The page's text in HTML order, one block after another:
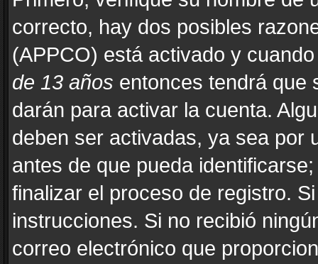
correcto, hay dos posibles
(APPCO) está activado y
de 13 años entonces tendrá que
darán para activar la cuenta.
deben ser activadas, ya sea por
antes de que pueda
finalizar el proceso de registro.
instrucciones. Si no recibió
correo electrónico que